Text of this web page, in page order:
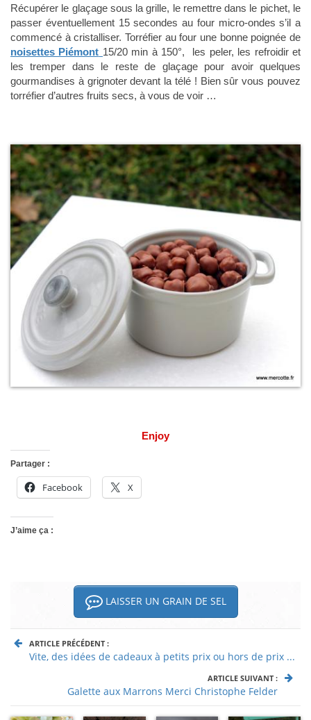
Récupérer le glaçage sous la grille, le remettre dans le pichet, le
passer éventuellement 15 secondes au four micro-ondes s’il a
commencé à cristalliser. Torréfier au four une bonne poignée de
noisettes Piémont 15/20 min à 150°, les peler, les refroidir et
les tremper dans le reste de glaçage pour avoir quelques
gourmandises à grignoter devant la télé ! Bien sûr vous pouvez
torréfier d’autres fruits secs, à vous de voir …
Enjoy
Partager :
Facebook X
J’aime ça :
LAISSER UN GRAIN DE SEL
ARTICLE PRÉCÉDENT :
Vite, des idées de cadeaux à petits prix ou hors de prix ...
ARTICLE SUIVANT :
Galette aux Marrons Merci Christophe Felder